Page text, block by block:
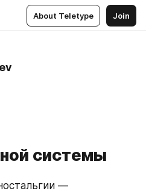
About Teletype Join
системы
—